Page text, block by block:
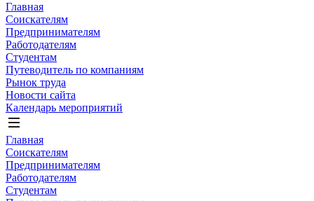
Главная
Соискателям
Предпринимателям
Работодателям
Студентам
Путеводитель по компаниям
Рынок труда
Новости сайта
Календарь мероприятий
Главная
Соискателям
Предпринимателям
Работодателям
Студентам